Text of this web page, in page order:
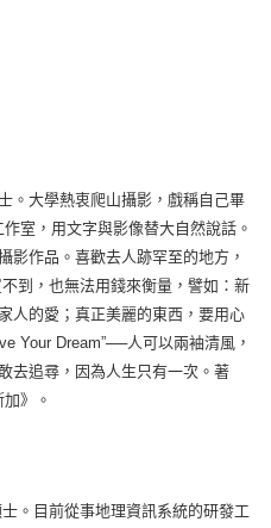
。大學熱衷爬山攝影，戲稱自己畢
室，用文字與影像替大自然說話。
影作品。喜歡去人跡罕至的地方，
到，也無法用錢來衡量，譬如：新
人的愛；真正美麗的東西，要用心
Your Dream”──人可以兩袖清風，
去追尋，因為人生只有一次。著
》。
。目前從事地理資訊系統的研發工